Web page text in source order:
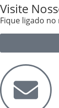
Visite
Fique ligado